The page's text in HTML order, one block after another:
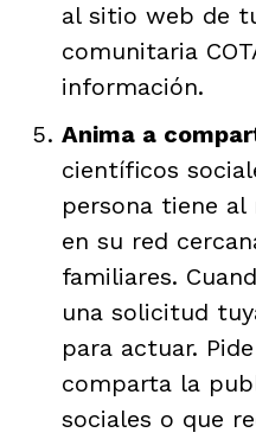
al sitio web de
comunitaria
información.
Anima a
científicos
persona tiene al
en su red
familiares.
una solicitud
para actuar.
comparta la
sociales o que